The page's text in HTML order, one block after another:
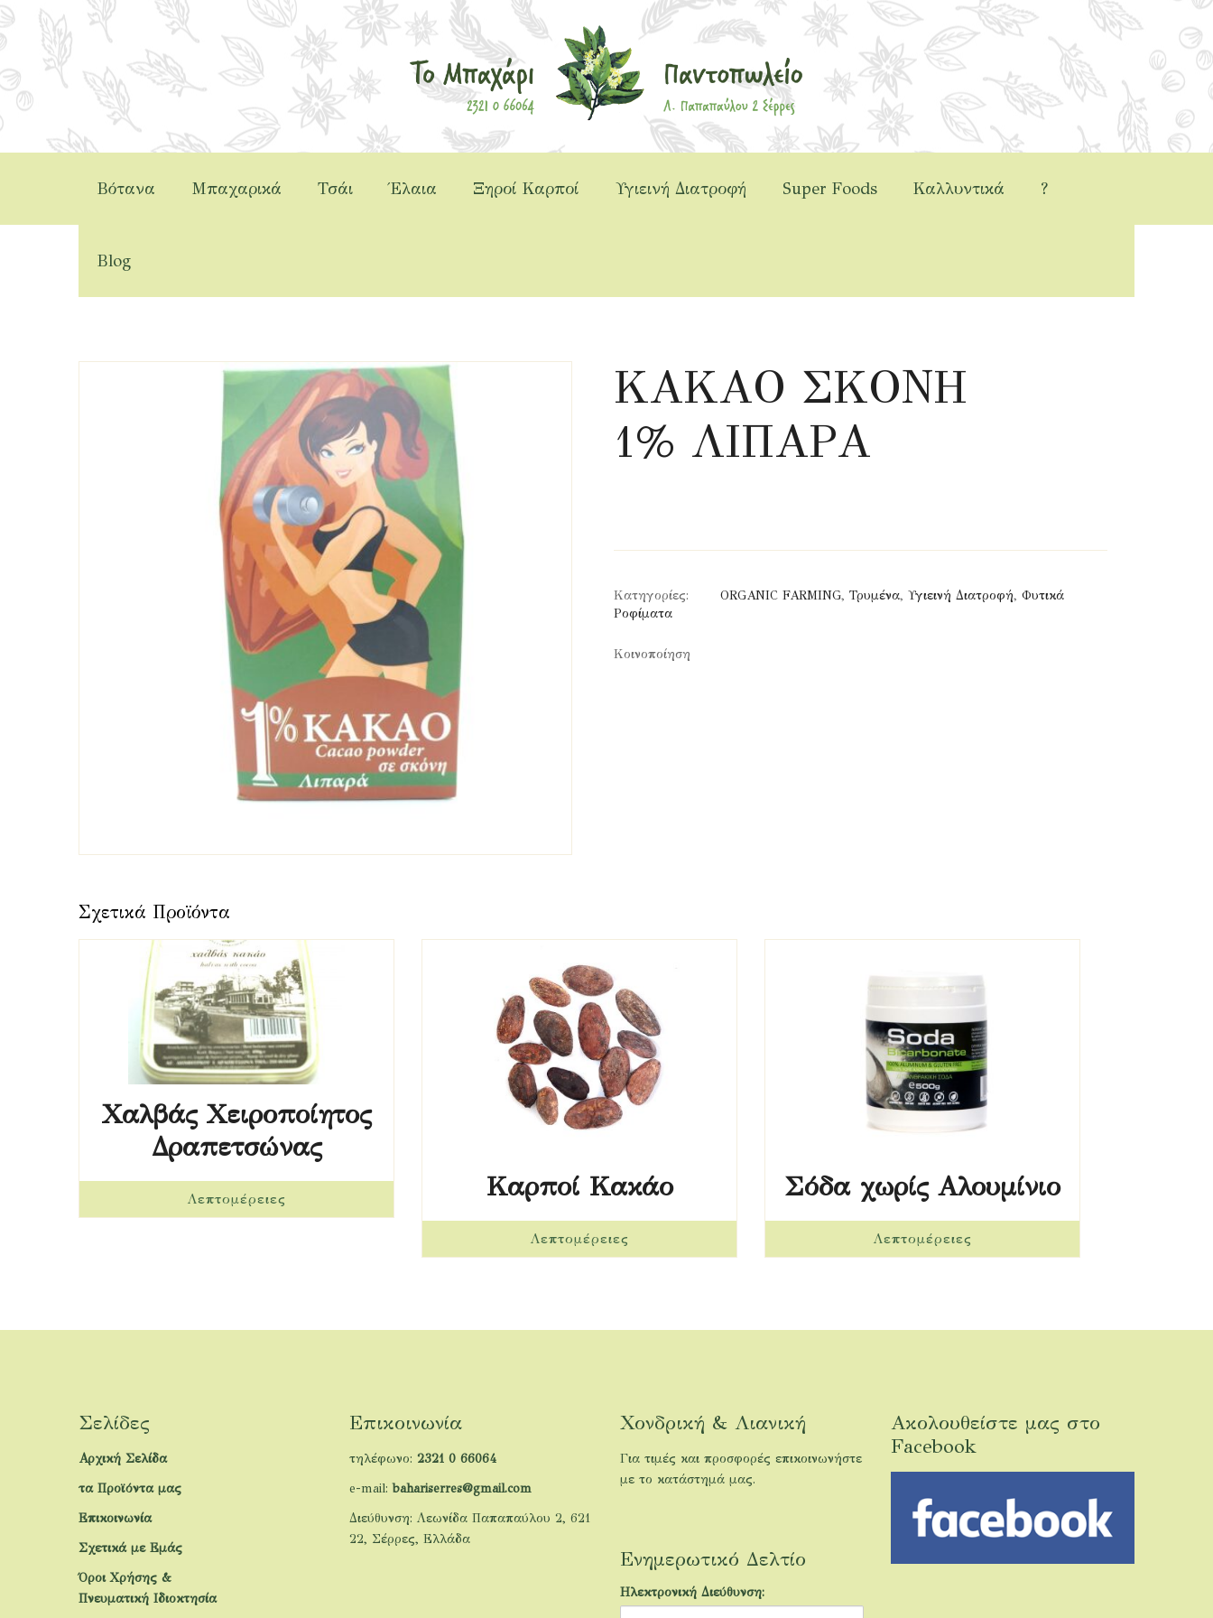
Βότανα Μπαχαρικά Τσάι Έλαια Ξηροί Καρποί Υγιεινή Διατροφή Super Foods Καλλυντικά ?
Blog
ΚΑΚΑΟ ΣΚΟΝΗ
1% ΛΙΠΑΡΑ
Κατηγορίες: ORGANIC FARMING, Τρυμένα, Υγιεινή Διατροφή, Φυτικά
Ροφίματα
Χαλβάς Χειροποίητος
Δραπετσώνας
Καρποί Κακάο
Σόδα χωρίς Αλουμίνιο
Σελίδες
Αρχική Σελίδα
τα Προϊόντα μας
Επικοινωνία
Σχετικά με Εμάς
Όροι Χρήσης &
Πνευματική Ιδιοκτησία
Επικοινωνία
τηλέφωνο: 2321 0 66064
e-mail:bahariserres@gmail.com
Διεύθυνση: Λεωνίδα Παπαπαύλου 2, 621
22, Σέρρες, Ελλάδα
Χονδρική & Λιανική
Για τιμές και προσφορές επικοινωνήστε
με το κατάστημά μας.
Ενημερωτικό Δελτίο
Ηλεκτρονική Διεύθυνση:
Ακολουθείστε μας στο
Facebook